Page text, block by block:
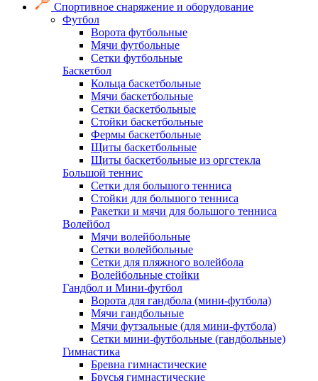
Спортивное снаряжение и оборудование
Футбол
Ворота футбольные
Мячи футбольные
Сетки футбольные
Баскетбол
Кольца баскетбольные
Мячи баскетбольные
Сетки баскетбольные
Стойки баскетбольные
Фермы баскетбольные
Щиты баскетбольные
Щиты баскетбольные из оргстекла
Большой теннис
Сетки для большого тенниса
Стойки для большого тенниса
Ракетки и мячи для большого тенниса
Волейбол
Мячи волейбольные
Сетки волейбольные
Сетки для пляжного волейбола
Волейбольные стойки
Гандбол и Мини-футбол
Ворота для гандбола (мини-футбола)
Мячи гандбольные
Мячи футзальные (для мини-футбола)
Сетки мини-футбольные (гандбольные)
Гимнастика
Бревна гимнастические
Брусья гимнастические